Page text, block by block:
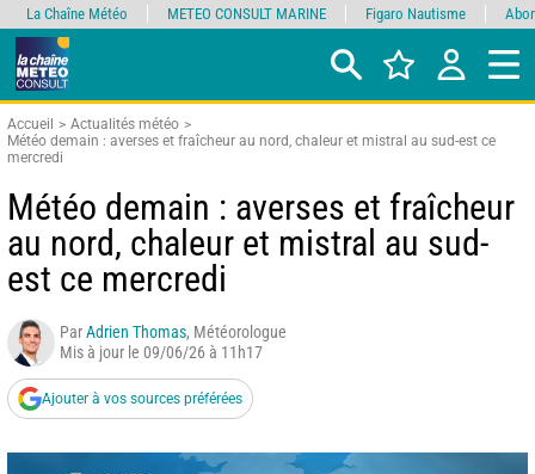
Accueil
Actualités météo
Météo demain : averses et fraîcheur au nord, chaleur et mistral au sud-est ce
mercredi
Météo demain : averses et fraîcheur
au nord, chaleur et mistral au sud-
est ce mercredi
ParAdrien Thomas, Météorologue
Mis à jour le 09/06/26 à 11h17
Ajouter à vos sources préférées
La Chaîne Météo METEO CONSULT MARINE Figaro Nautisme